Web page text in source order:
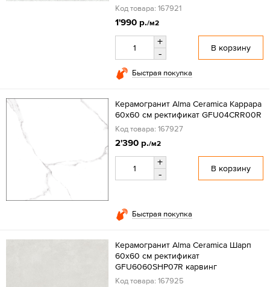
Код товара: 167921
1'990 р./м2
+
-
В корзину
Быстрая покупка
Керамогранит Alma Ceramica Каррара
60x60 см ректификат GFU04CRR00R
Код товара: 167927
2'390 р./м2
+
-
В корзину
Быстрая покупка
Керамогранит Alma Ceramica Шарп
60x60 см ректификат
GFU6060SHP07R карвинг
Код товара: 167925